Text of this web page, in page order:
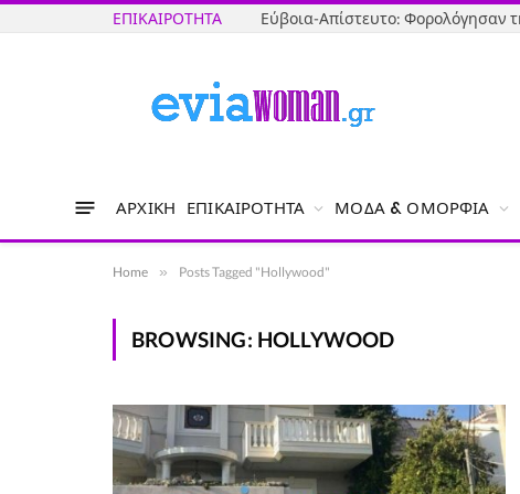
ΕΠΙΚΑΙΡΌΤΗΤΑ
ΑΡΧΙΚΉ ΕΠΙΚΑΙΡΌΤΗΤΑ ΜΌΔΑ & ΟΜΟΡΦΙΆ
Home » Posts Tagged "Hollywood"
BROWSING: HOLLYWOOD